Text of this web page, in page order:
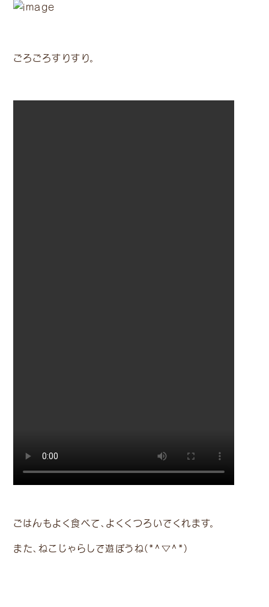
ごろごろすりすり。
ごはんもよく食べて、よくくつろいでくれます。
また、ねこじゃらしで遊ぼうね(*^▽^*)